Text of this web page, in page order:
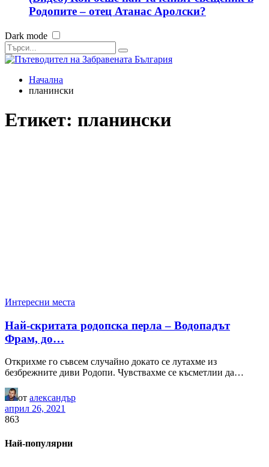
Родопите – отец Атанас Аролски?
Dark mode
Начална
планински
Етикет: планински
Интересни места
Най-скритата родопска перла – Водопадът
Фрам, до…
Открихме го съвсем случайно докато се лутахме из
безбрежните диви Родопи. Чувствахме се късметлии да…
от александър
април 26, 2021
863
Най-популярни